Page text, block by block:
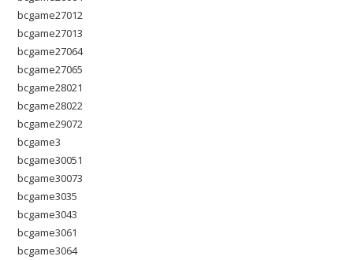
bcgame27012
bcgame27013
bcgame27064
bcgame27065
bcgame28021
bcgame28022
bcgame29072
bcgame3
bcgame30051
bcgame30073
bcgame3035
bcgame3043
bcgame3061
bcgame3064